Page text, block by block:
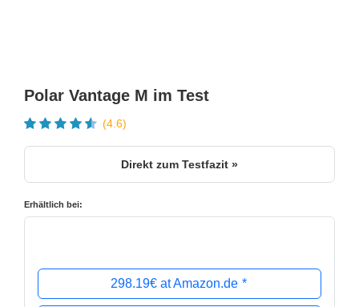
Polar Vantage M im Test
(4.6)
Direkt zum Testfazit »
Erhältlich bei:
298.19€ at Amazon.de